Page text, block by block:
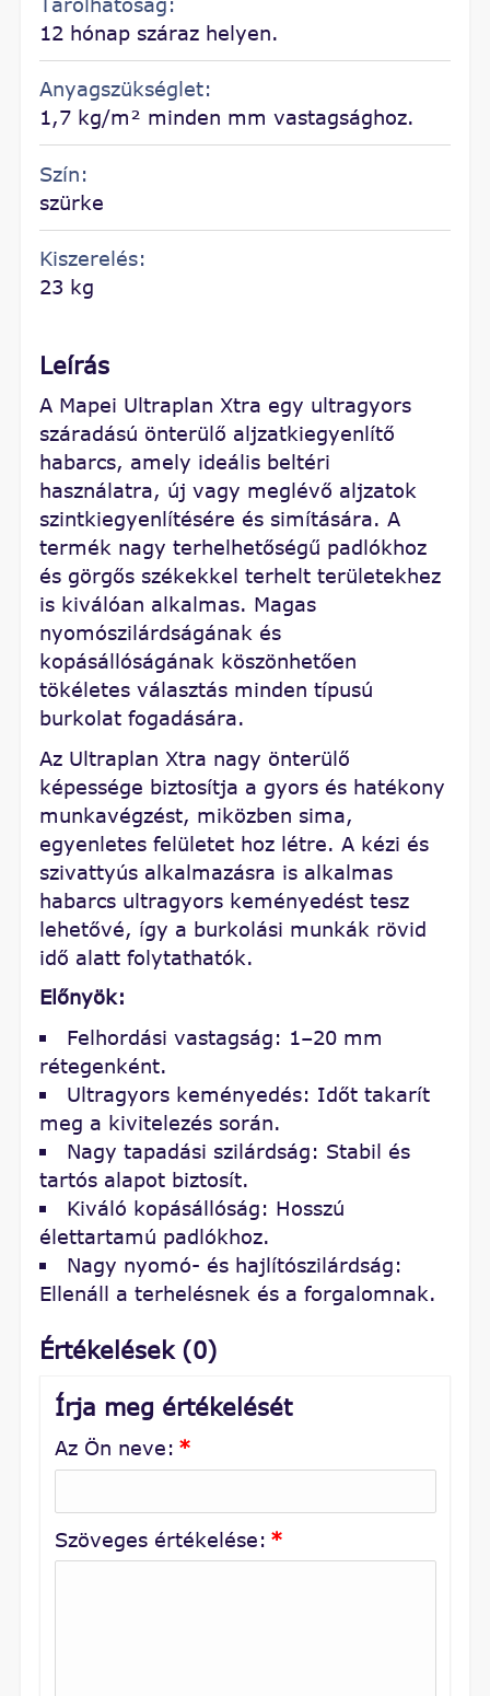
12 hónap száraz helyen.
Anyagszükséglet:
1,7 kg/m² minden mm vastagsághoz.
Szín:
szürke
Kiszerelés:
23 kg
Leírás
A Mapei Ultraplan Xtra egy ultragyors
száradású önterülő aljzatkiegyenlítő
habarcs, amely ideális beltéri
használatra, új vagy meglévő aljzatok
szintkiegyenlítésére és simítására. A
termék nagy terhelhetőségű padlókhoz
és görgős székekkel terhelt területekhez
is kiválóan alkalmas. Magas
nyomószilárdságának és
kopásállóságának köszönhetően
tökéletes választás minden típusú
burkolat fogadására.
Az Ultraplan Xtra nagy önterülő
képessége biztosítja a gyors és hatékony
munkavégzést, miközben sima,
egyenletes felületet hoz létre. A kézi és
szivattyús alkalmazásra is alkalmas
habarcs ultragyors keményedést tesz
lehetővé, így a burkolási munkák rövid
idő alatt folytathatók.
Előnyök:
Felhordási vastagság: 1–20 mm
rétegenként.
Ultragyors keményedés: Időt takarít
meg a kivitelezés során.
Nagy tapadási szilárdság: Stabil és
tartós alapot biztosít.
Kiváló kopásállóság: Hosszú
élettartamú padlókhoz.
Nagy nyomó- és hajlítószilárdság:
Ellenáll a terhelésnek és a forgalomnak.
Értékelések (0)
Írja meg értékelését
Az Ön neve: *
Szöveges értékelése: *